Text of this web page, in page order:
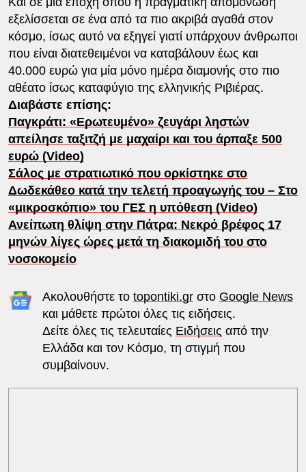
εξελίσσεται σε ένα από τα πιο ακριβά αγαθά στον
κόσμο, ίσως αυτό να εξηγεί γιατί υπάρχουν άνθρωποι
που είναι διατεθειμένοι να καταβάλουν έως και
40.000 ευρώ για μία μόνο ημέρα διαμονής στο πιο
αθέατο ίσως καταφύγιο της ελληνικής Ριβιέρας.
Διαβάστε επίσης:
Παγκράτι: «Ερωτευμένο» ζευγάρι ληστών
απείλησε ταξιτζή με μαχαίρι και του άρπαξε 500
ευρώ (Video)
Σάλος με στρατιωτικό που ορκίστηκε στο
Δωδεκάθεο κατά την τελετή προαγωγής του – Στο
«μικροσκόπιο» του ΓΕΣ η υπόθεση (Video)
Ανείπωτη θλίψη στην Πάτρα: Νεκρό βρέφος 17
μηνών λίγες ώρες μετά τη διακομιδή του στο
νοσοκομείο
Ακολουθήστε το topontiki.grστο Google News
και μάθετε πρώτοι όλες τις ειδήσεις.
Δείτε όλες τις τελευταίες Ειδήσεις από την
Ελλάδα και τον Κόσμο, τη στιγμή που
συμβαίνουν.